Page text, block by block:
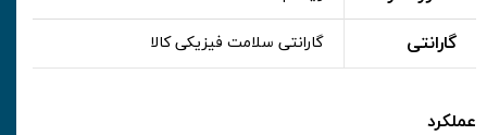
گارانتی گارانتی سلامت فیزیکی کالا
عملکرد